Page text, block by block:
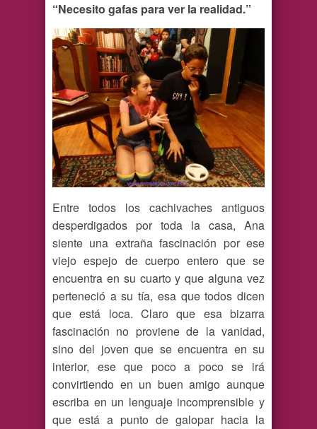
“Necesito gafas para ver la realidad.”
Entre todos los cachivaches antiguos
desperdigados por toda la casa, Ana
siente una extraña fascinación por ese
viejo espejo de cuerpo entero que se
encuentra en su cuarto y que alguna vez
perteneció a su tía, esa que todos dicen
que está loca. Claro que esa bizarra
fascinación no proviene de la vanidad,
sino del joven que se encuentra en su
interior, ese que poco a poco se irá
convirtiendo en un buen amigo aunque
escriba en un lenguaje incomprensible y
que está a punto de galopar hacia la